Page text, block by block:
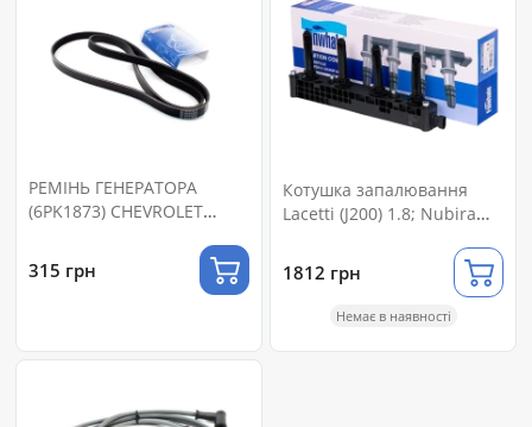
РЕМІНЬ ГЕНЕРАТОРА
(6PK1873) CHEVROLET
(25183021)
315 грн
Котушка запалювання
Lacetti (J200) 1.8; Nubira
1812 грн
Немає в наявності